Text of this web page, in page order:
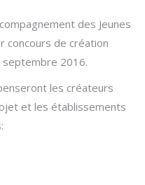
des Jeunes
concours de création
septembre 2016.
les créateurs
et les établissements